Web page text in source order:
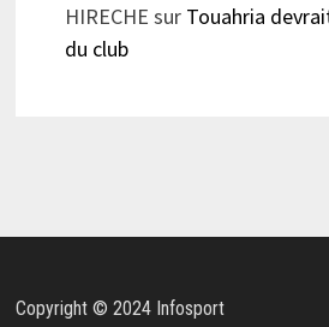
HIRECHE sur Touahria
du club
Copyright © 2024 Infosport